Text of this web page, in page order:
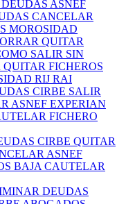
ASNEF
CANCELAR
MOROSIDAD
QUITAR
SALIR SIN
FICHEROS
RIJ RAI
CIRBE SALIR
ASNEF EXPERIAN
FICHERO
CIRBE QUITAR
ASNEF
BAJA CAUTELAR
DEUDAS